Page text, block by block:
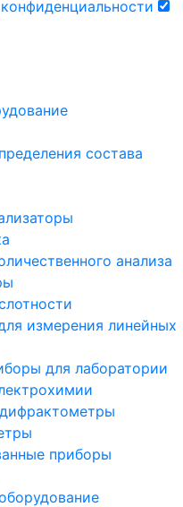
состава
анализа
измерения линейных
для лаборатории
приборы